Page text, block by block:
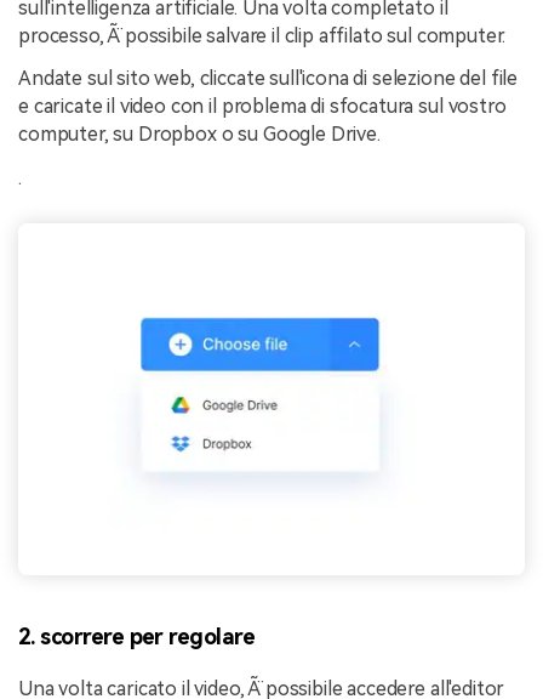
sull'intelligenza artificiale. Una volta completato il
processo, Ã¨ possibile salvare il clip affilato sul computer.
Andate sul sito web, cliccate sull'icona di selezione del file
e caricate il video con il problema di sfocatura sul vostro
computer, su Dropbox o su Google Drive.
.
2. scorrere per regolare
Una volta caricato il video, Ã¨ possibile accedere all'editor